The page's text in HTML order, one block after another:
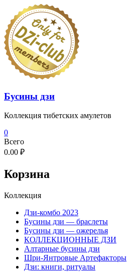
Перейти
содержимому
Бусины дзи
Коллекция тибетских амулетов
0
Всего
0.00 ₽
Корзина
Коллекция
Дзи-комбо 2023
Бусины дзи — браслеты
Бусины дзи — ожерелья
КОЛЛЕКЦИОННЫЕ ДЗИ
Алтарные бусины дзи
Шри-Янтровые Артефакторы
Дзи: книги, ритуалы